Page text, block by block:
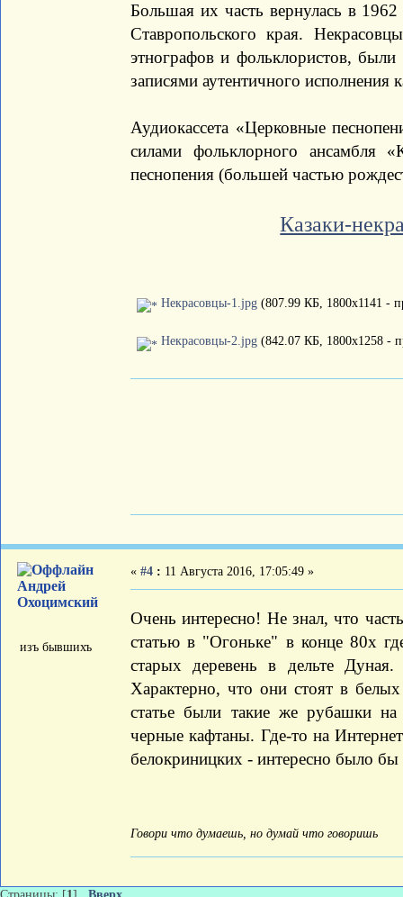
Большая их часть вернулась в
Ставропольского края.
этнографов и фольклористов,
записями аутентичного исполнения
Аудиокассета «Церковные
силами фольклорного ансамбля
песнопения (большей частью
Казаки-
Некрасовцы-1.jpg(807.99 КБ, 1800x1141 -
Некрасовцы-2.jpg(842.07 КБ, 1800x1258 -
Андрей
Охоцимский
изъ бывшихъ
« #4 : 11 Августа 2016, 17:05:49 »
Очень интересно! Не знал, что
статью в "Огоньке" в конце 80х
старых деревень в дельте
Характерно, что они стоят в
статье были такие же рубашки
черные кафтаны. Где-то на
белокриницких - интересно было
Говори что думаешь, но думай что говоришь